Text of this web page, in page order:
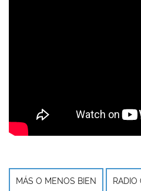
MÁS O MENOS BIEN